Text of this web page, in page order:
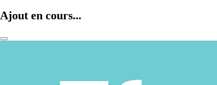
Ajout en cours...